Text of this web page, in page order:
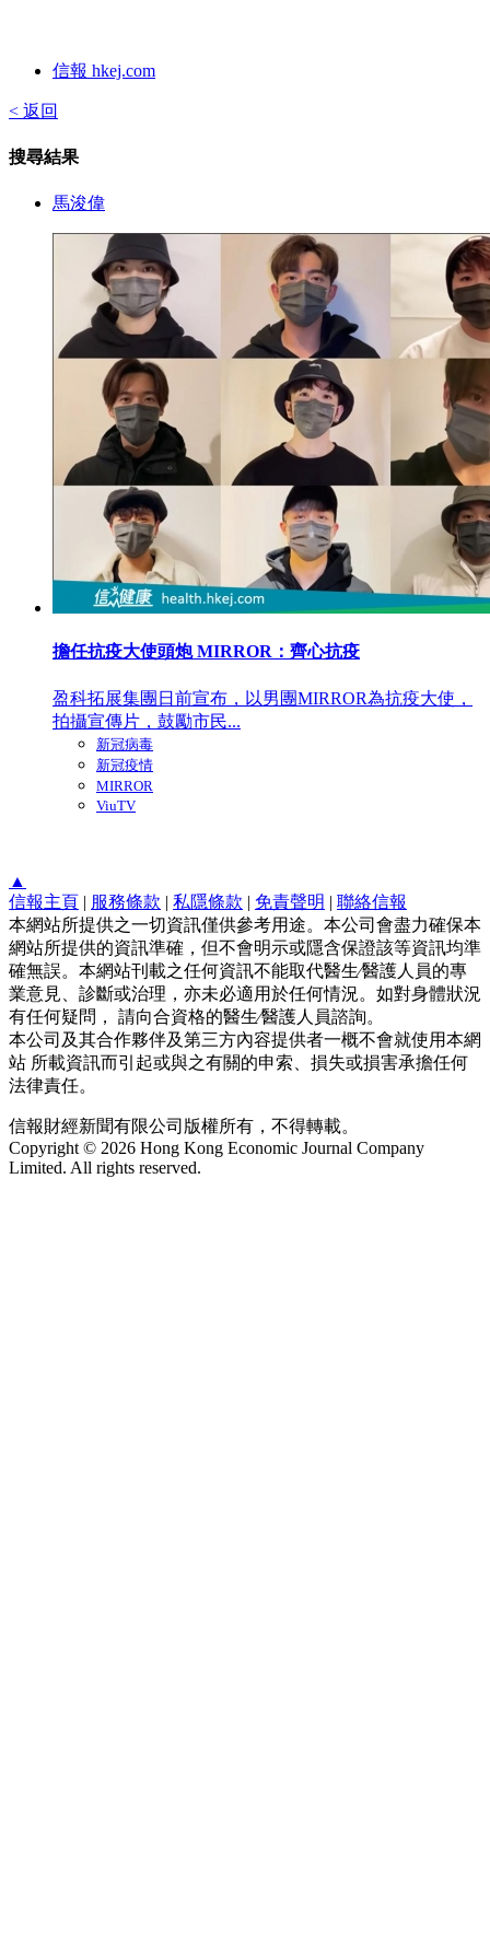
信報 hkej.com
< 返回
搜尋結果
馬浚偉
擔任抗疫大使頭炮 MIRROR：齊心抗疫
盈科拓展集團日前宣布，以男團MIRROR為抗疫大使，
拍攝宣傳片，鼓勵市民...
新冠病毒
新冠疫情
MIRROR
ViuTV
▲
信報主頁 | 服務條款 | 私隱條款 | 免責聲明 | 聯絡信報
本網站所提供之一切資訊僅供參考用途。本公司會盡力確保本
網站所提供的資訊準確，但不會明示或隱含保證該等資訊均準
確無誤。本網站刊載之任何資訊不能取代醫生∕醫護人員的專
業意見、診斷或治理，亦未必適用於任何情況。如對身體狀況
有任何疑問， 請向合資格的醫生∕醫護人員諮詢。
本公司及其合作夥伴及第三方內容提供者一概不會就使用本網
站 所載資訊而引起或與之有關的申索、損失或損害承擔任何
法律責任。
信報財經新聞有限公司版權所有，不得轉載。
Copyright © 2026 Hong Kong Economic Journal Company
Limited. All rights reserved.